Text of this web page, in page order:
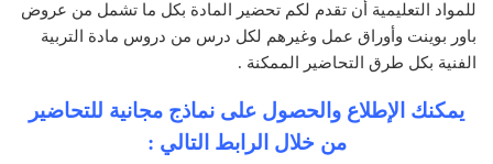
للمواد التعليمية أن تقدم لكم تحضير المادة بكل ما تشمل من عروض
باور بوينت وأوراق عمل وغيرهم لكل درس من دروس مادة التربية
الفنية بكل طرق التحاضير الممكنة .
يمكنك الإطلاع والحصول على نماذج مجانية للتحاضير
من خلال الرابط التالي :